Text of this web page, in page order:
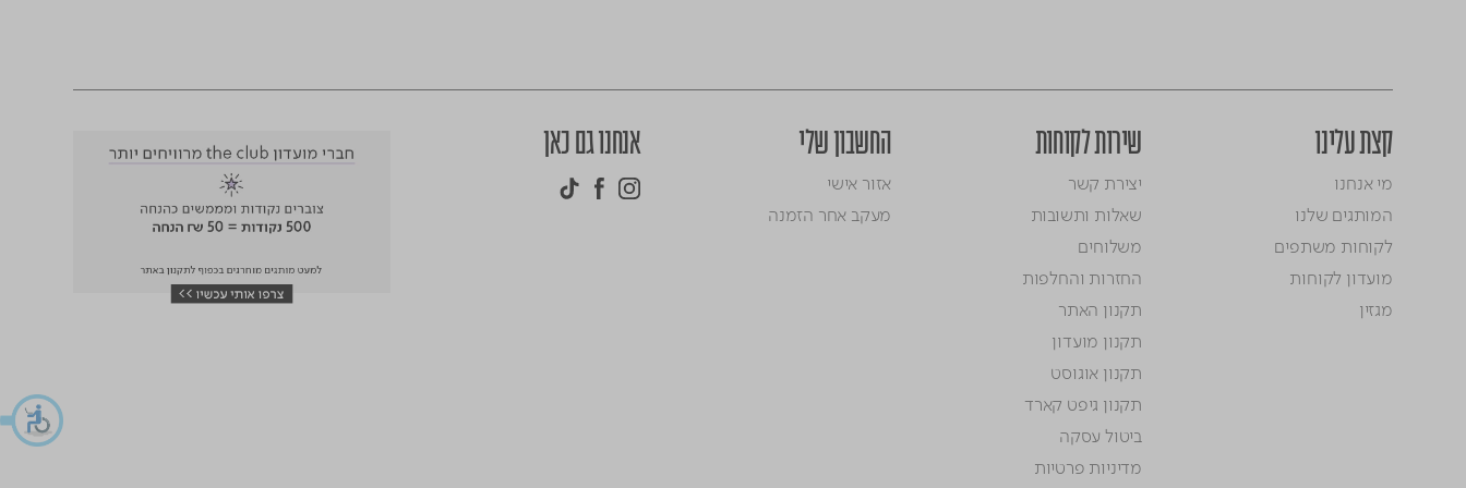
קצת עלינו
מי אנחנו
המותגים שלנו
לקוחות משתפים
מועדון לקוחות
מגזין
שירות לקוחות
יצירת קשר
שאלות ותשובות
משלוחים
החזרות והחלפות
תקנון האתר
תקנון מועדון
תקנון אוגוסט
תקנון גיפט קארד
ביטול עסקה
מדיניות פרטיות
החשבון שלי
אזור אישי
מעקב אחר הזמנה
אנחנו גם כאן